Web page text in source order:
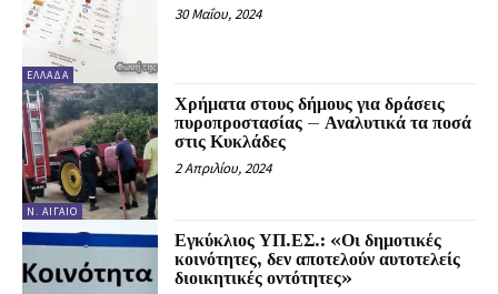
ΕΛΛΆΔΑ
30 Μαΐου, 2024
Ν. ΑΙΓΑΊΟ
Χρήματα στους δήμους για δράσεις
πυροπροστασίας – Αναλυτικά τα ποσά
στις Κυκλάδες
2 Απριλίου, 2024
Εγκύκλιος ΥΠ.ΕΣ.: «Οι δημοτικές
κοινότητες, δεν αποτελούν αυτοτελείς
διοικητικές οντότητες»